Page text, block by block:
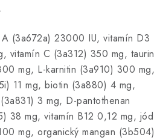
A (3a672a) 23000 IU, vitamín D3
vitamín C (3a312) 350 mg, taurin
mg, L-karnitin (3a910) 300 mg,
11 mg, biotin (3a880) 4 mg,
3 mg, D-pantothenan
38 mg, vitamín B12 0,12 mg, jód
mg, organický mangan (3b504)